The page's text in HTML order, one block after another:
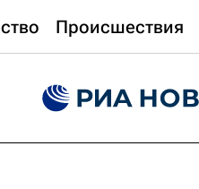
Происшествия